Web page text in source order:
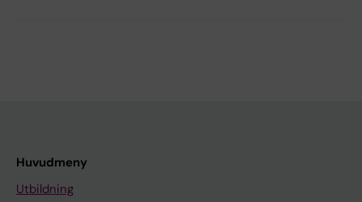
Huvudmeny
Utbildning